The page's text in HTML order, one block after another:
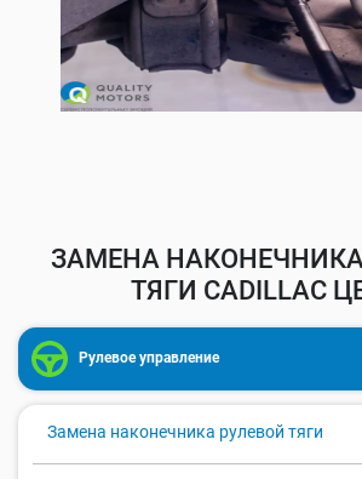
ЗАМЕНА
ТЯГИ CADILLAC
Рулевое управление
Замена наконечника рулевой тяги